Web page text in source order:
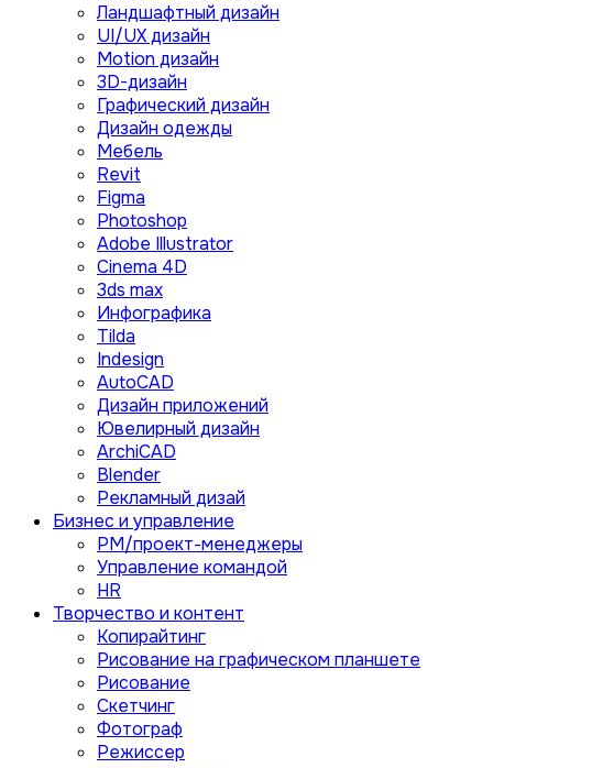
Ландшафтный дизайн
UI/UX дизайн
Motion дизайн
3D-дизайн
Графический дизайн
Дизайн одежды
Мебель
Revit
Figma
Photoshop
Adobe Illustrator
Сinema 4D
3ds max
Инфографика
Tilda
Indesign
AutoCAD
Дизайн приложений
Ювелирный дизайн
ArchiCAD
Blender
Рекламный дизай
Бизнес и управление
PM/проект-менеджеры
Управление командой
HR
Творчество и контент
Копирайтинг
Рисование на графическом планшете
Рисование
Скетчинг
Фотограф
Режиссер